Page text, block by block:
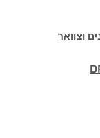
וצוואר